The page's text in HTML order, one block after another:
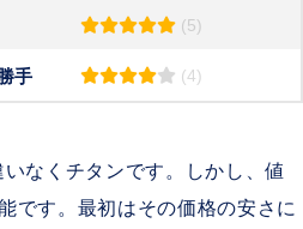
(5)
手 (4)
なくチタンです。しかし、値
です。最初はその価格の安さに